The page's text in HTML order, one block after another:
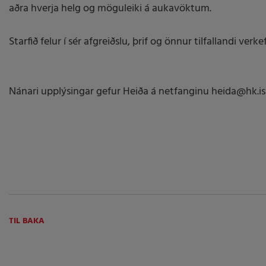
aðra hverja helg og möguleiki á aukavöktum.
Starfið felur í sér afgreiðslu, þrif og önnur tilfallandi
Nánari upplýsingar gefur Heiða á netfanginu heida@hk.is
TIL BAKA